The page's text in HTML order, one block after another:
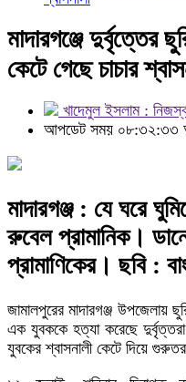
মাদারগঞ্জে দুর্বৃত্তের
কেটে গেছে চাচার
খাদেমুল ইসলাম : নিজস্ব
আপডেট সময় ০৮:৩২:৩৩
মাদারগঞ্জ : যে ঘরে
রুবেল প্রামানিক।
প্রামাণিকের। ছবি :
জামালপুরের মাদারগঞ্জ উপজেলায়
এক যুবককে হত্যা করেছে
যুবকের শ্বাসনালী কেটে দিয়ে